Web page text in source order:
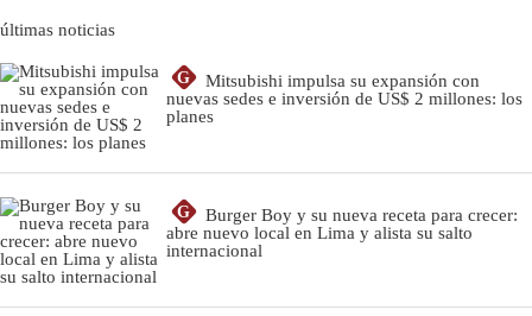
últimas noticias
G
Mitsubishi impulsa su expansión con
nuevas sedes e inversión de US$ 2 millones: los
planes
G
Burger Boy y su nueva receta para crecer:
abre nuevo local en Lima y alista su salto
internacional